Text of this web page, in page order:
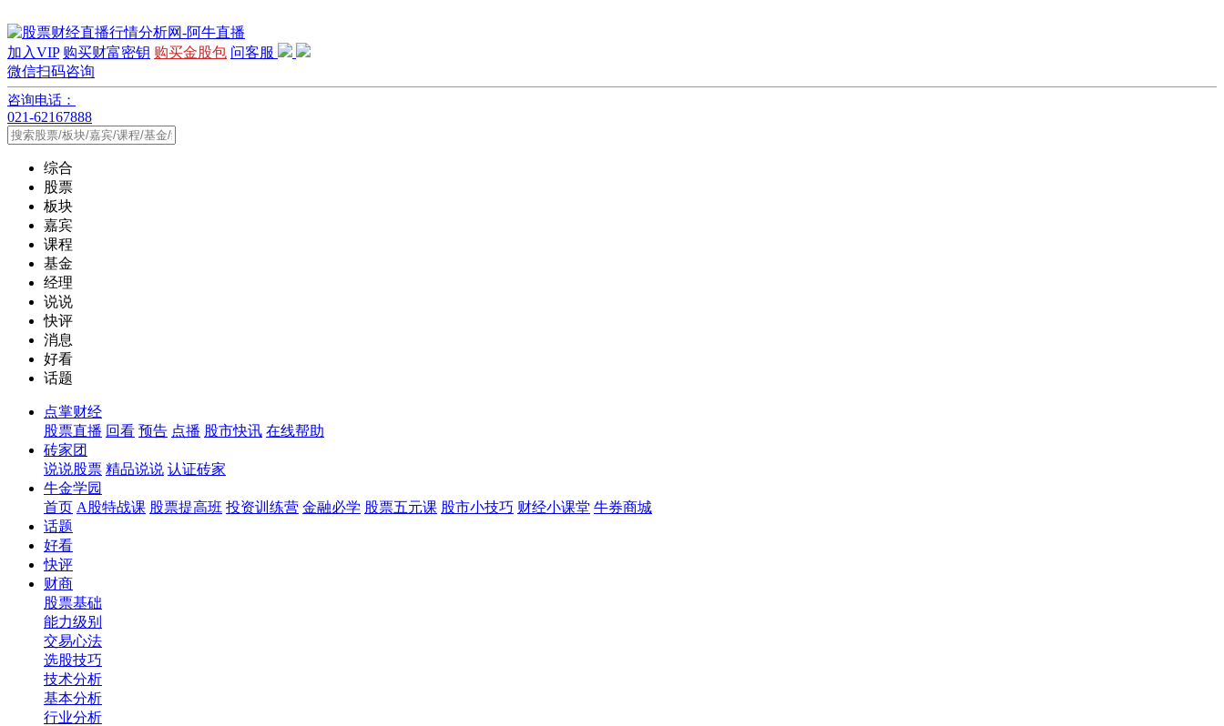
加入VIP 购买财富密钥 购买金股包 问客服
微信扫码咨询
咨询电话：
021-62167888
综合
股票
板块
嘉宾
课程
基金
经理
说说
快评
消息
好看
话题
点掌财经
股票直播 回看 预告 点播 股市快讯 在线帮助
砖家团
说说股票 精品说说 认证砖家
牛金学园
首页 A股特战课 股票提高班 投资训练营 金融必学 股票五元课 股市小技巧 财经小课堂 牛券商城
话题
好看
快评
财商
股票基础
能力级别
交易心法
选股技巧
技术分析
基本分析
行业分析